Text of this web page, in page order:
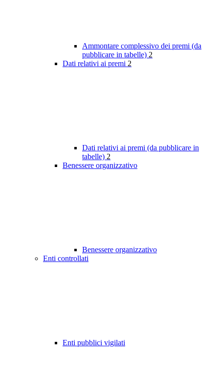
Ammontare complessivo dei premi (da
pubblicare in tabelle) 2
Dati relativi ai premi 2
Dati relativi ai premi (da pubblicare in
tabelle) 2
Benessere organizzativo
Benessere organizzativo
Enti controllati
Enti pubblici vigilati